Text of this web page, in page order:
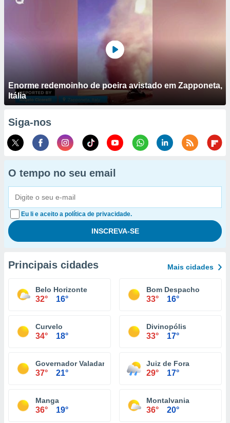
Enorme redemoinho de poeira avistado em Zapponeta,
Itália
Siga-nos
O tempo no seu email
Eu li e aceito a política de privacidade.
Principais cidades Mais cidades
Belo Horizonte
32° 16°
Bom Despacho
33° 16°
Curvelo
34° 18°
Divinopólis
33° 17°
Governador Valadares
37° 21°
Juiz de Fora
29° 17°
Manga
36° 19°
Montalvania
36° 20°